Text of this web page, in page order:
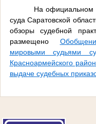
На официальном
суда Саратовской
обзоры судебной
размещено
мировыми судьями
Красноармейского
выдаче судебных